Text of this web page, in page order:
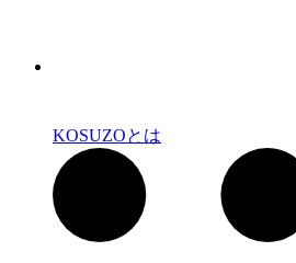
KOSUZOとは